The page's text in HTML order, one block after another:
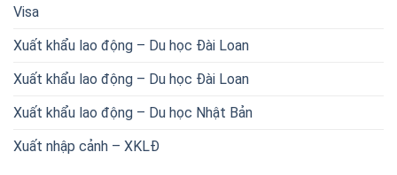
Visa
Xuất khẩu lao động – Du học Đài Loan
Xuất khẩu lao động – Du học Đài Loan
Xuất khẩu lao động – Du học Nhật Bản
Xuất nhập cảnh – XKLĐ